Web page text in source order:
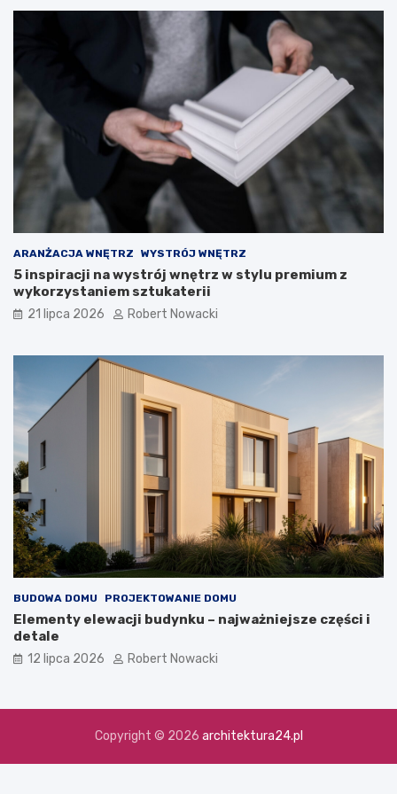
c
z
n
z
w
i
z
a
n
i
ARANŻACJA WNĘTRZ WYSTRÓJ WNĘTRZ
5 inspiracji na wystrój wnętrz w stylu premium z
wykorzystaniem sztukaterii
21 lipca 2026 Robert Nowacki
BUDOWA DOMU PROJEKTOWANIE DOMU
Elementy elewacji budynku – najważniejsze części i
detale
12 lipca 2026 Robert Nowacki
Copyright © 2026 architektura24.pl